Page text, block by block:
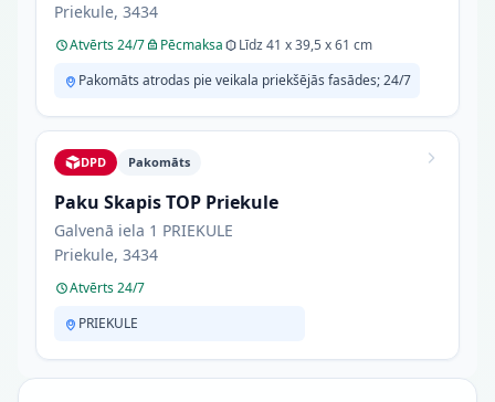
Priekule, 3434
Atvērts 24/7 Pēcmaksa
Līdz 41 x 39,5 x 61 cm
Pakomāts atrodas pie veikala priekšējās fasādes; 24/7
DPD Pakomāts
Paku Skapis TOP Priekule
Galvenā iela 1 PRIEKULE
Priekule, 3434
Atvērts 24/7
PRIEKULE